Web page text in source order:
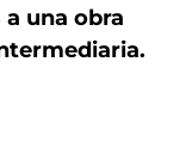
una obra